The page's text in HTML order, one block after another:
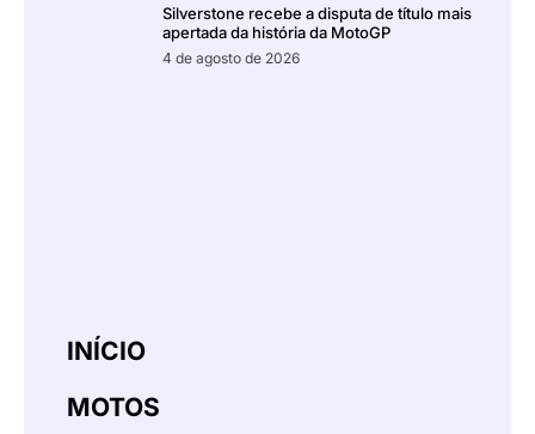
Silverstone recebe a disputa de título mais
apertada da história da MotoGP
4 de agosto de 2026
INÍCIO
MOTOS